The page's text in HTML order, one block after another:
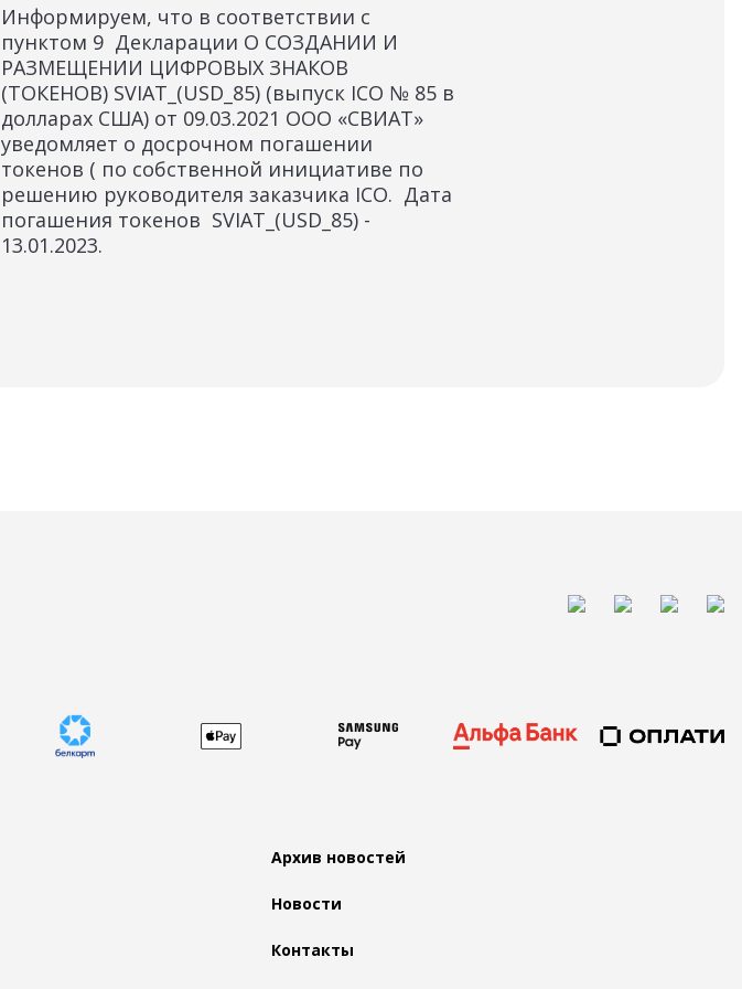
Информируем, что в соответствии с
пунктом 9 Декларации О СОЗДАНИИ И
РАЗМЕЩЕНИИ ЦИФРОВЫХ ЗНАКОВ
(ТОКЕНОВ) SVIAT_(USD_85) (выпуск ICO № 85 в
долларах США) от 09.03.2021 ООО «СВИАТ»
уведомляет о досрочном погашении
токенов ( по собственной инициативе по
решению руководителя заказчика ICO. Дата
погашения токенов SVIAT_(USD_85)​​​​​​​ -
13.01.2023.
Архив новостей
Новости
Контакты